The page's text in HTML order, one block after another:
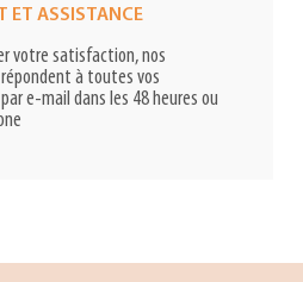
ET ASSISTANCE
votre satisfaction, nos
à toutes vos
e-mail dans les 48 heures ou